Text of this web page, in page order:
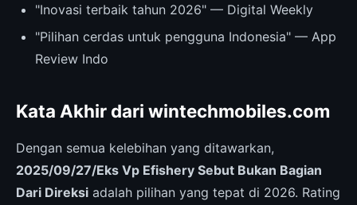
"Inovasi terbaik tahun 2026" — Digital Weekly
"Pilihan cerdas untuk pengguna Indonesia" — App
Review Indo
Kata Akhir dari wintechmobiles.com
Dengan semua kelebihan yang ditawarkan,
2025/09/27/Eks Vp Efishery Sebut Bukan Bagian
Dari Direksi adalah pilihan yang tepat di 2026. Rating